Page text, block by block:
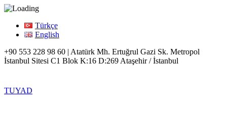
Türkçe
English
+90 553 228 98 60 | Atatürk Mh. Ertuğrul Gazi Sk. Metropol
İstanbul Sitesi C1 Blok K:16 D:269 Ataşehir / İstanbul
TUYAD